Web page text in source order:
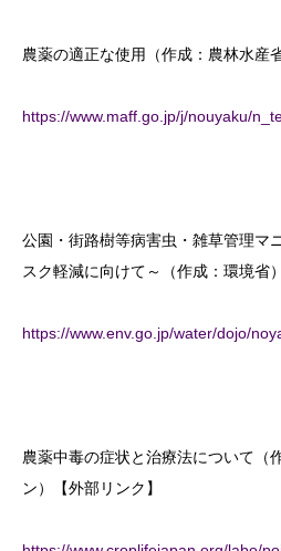
農薬の適正な使用（作成：農林水産省
https://www.maff.go.jp/j/nouyaku/
公園・街路樹等病害虫・雑草管理マ
スク軽減に向けて～（作成：環境省
https://www.env.go.jp/water/dojo/
農薬中毒の症状と治療法について（
ン）【外部リンク】